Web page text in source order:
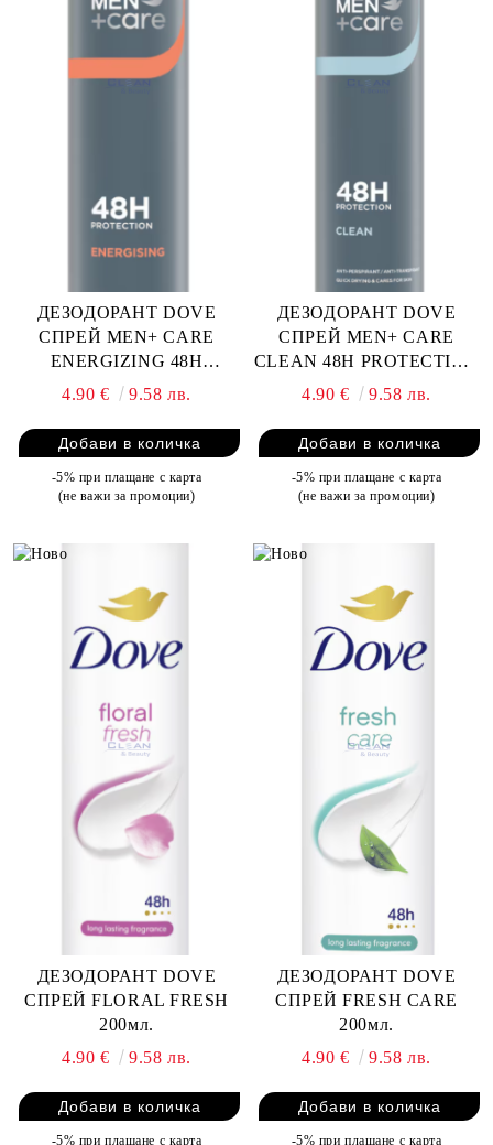
ДЕЗОДОРАНТ DOVE
СПРЕЙ MEN+ CARE
ENERGIZING 48H
PROTECTION 200мл
4.90 € 9.58 лв.
-5% при плащане с карта
(не важи за промоции)
ДЕЗОДОРАНТ DOVE
СПРЕЙ MEN+ CARE
CLEAN 48H PROTECTION
200мл
4.90 € 9.58 лв.
-5% при плащане с карта
(не важи за промоции)
ДЕЗОДОРАНТ DOVE
СПРЕЙ FLORAL FRESH
200мл.
4.90 €
9.58 лв.
-5% при плащане с карта
ДЕЗОДОРАНТ DOVE
СПРЕЙ FRESH CARE
200мл.
4.90 €
9.58 лв.
-5% при плащане с карта